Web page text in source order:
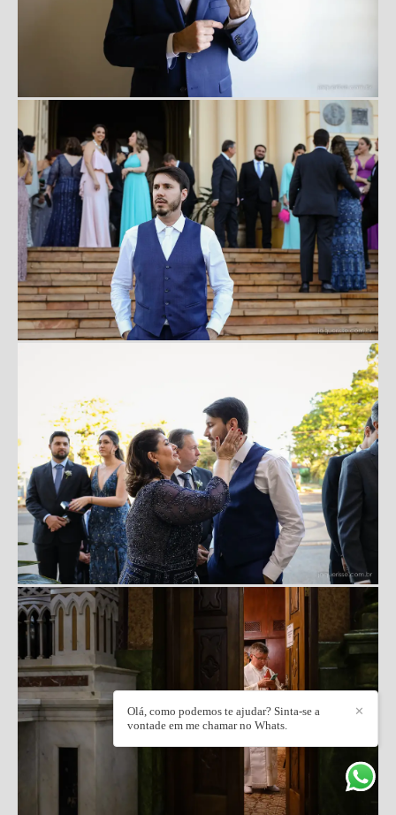
✕
Olá, como podemos te ajudar? Sinta-se a
vontade em me chamar no Whats.